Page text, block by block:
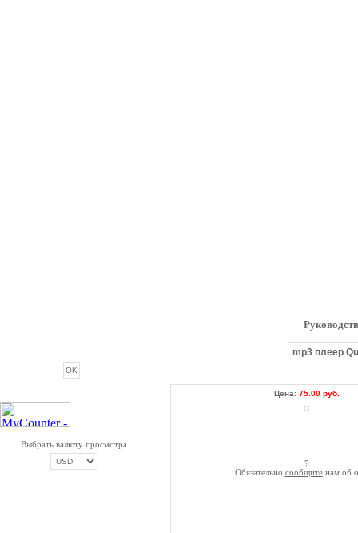
Выбрать валюту просмотра
mp3 плеер
Цена: 75.00 руб.
?
Обязательно сообщитенам об